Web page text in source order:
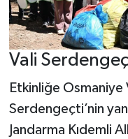
Vali
Etkinliğe Osmaniye
Serdengeçti’nin
Jandarma Kıdemli